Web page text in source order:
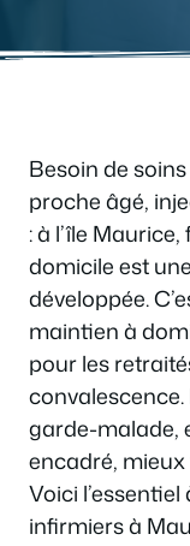
Besoin de
proche âgé,
: à l’île
domicile est
développée.
maintien à
pour les
garde-malade,
encadré, mieux
Voici
infirmiers à